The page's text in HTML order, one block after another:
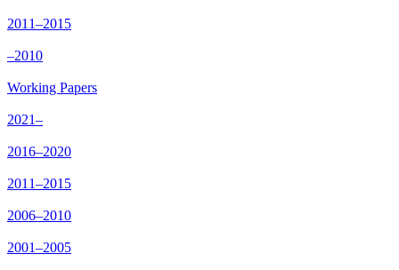
2011–2015
–2010
Working Papers
2021–
2016–2020
2011–2015
2006–2010
2001–2005